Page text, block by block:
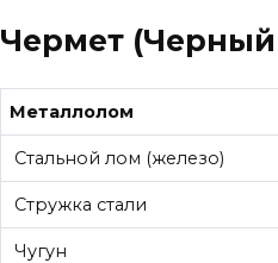
Чермет
Металлолом
Стальной лом (железо)
Стружка стали
Чугун